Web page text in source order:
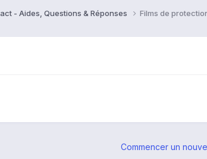
- Aides, Questions & Réponses Films de
Commencer un